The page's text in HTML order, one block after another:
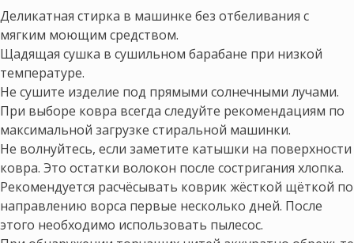
Деликатная стирка в машинке без отбеливания с
мягким моющим средством.
Щадящая сушка в сушильном барабане при низкой
температуре.
Не сушите изделие под прямыми солнечными лучами.
При выборе ковра всегда следуйте рекомендациям по
максимальной загрузке стиральной машинки.
Не волнуйтесь, если заметите катышки на поверхности
ковра. Это остатки волокон после состригания хлопка.
Рекомендуется расчёсывать коврик жёсткой щёткой по
направлению ворса первые несколько дней. После
этого необходимо использовать пылесос.